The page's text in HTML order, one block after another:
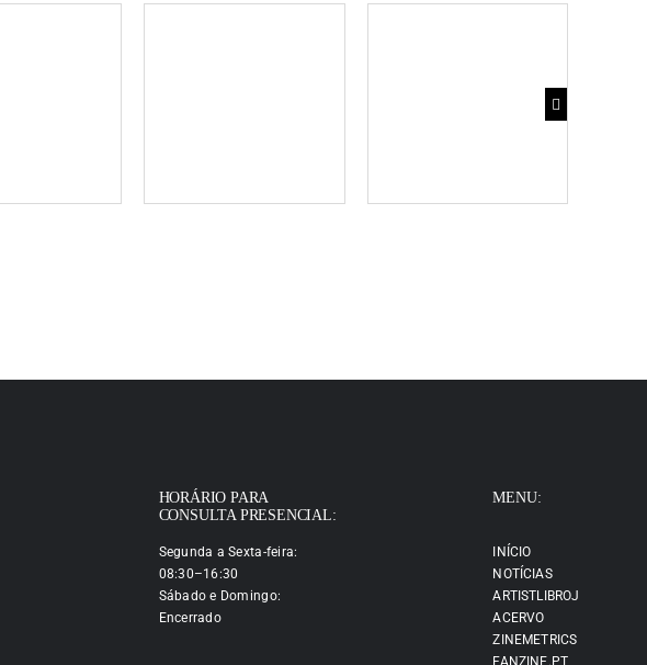
HORÁRIO PARA
CONSULTA PRESENCIAL:
Segunda a Sexta-feira:
08:30–16:30
Sábado e Domingo:
Encerrado
MENU:
INÍCIO
NOTÍCIAS
ARTISTLIBROJ
ACERVO
ZINEMETRICS